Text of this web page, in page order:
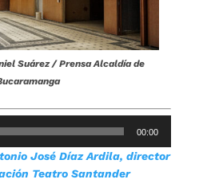
Suárez / Prensa Alcaldía de
00:00
José Díaz Ardila, director
Teatro Santander